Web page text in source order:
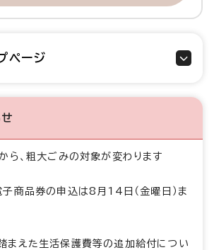
ページ
ら、粗大ごみの対象が変わります
子商品券の申込は8月14日（金曜日）ま
まえた生活保護費等の追加給付につい